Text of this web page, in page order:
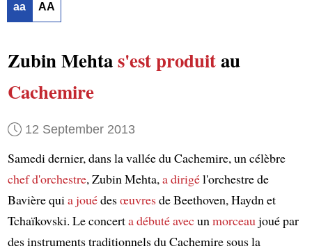
aa AA
Zubin Mehtas'est produitau
Cachemire
12 September 2013
Samedi dernier, dans la vallée du Cachemire, un célèbre
chef d'orchestre, Zubin Mehta,a dirigél'orchestre de
Bavière quia jouédesœuvresde Beethoven, Haydn et
Tchaïkovski. Le concerta débuté avecunmorceaujoué par
des instruments traditionnels du Cachemire sous la